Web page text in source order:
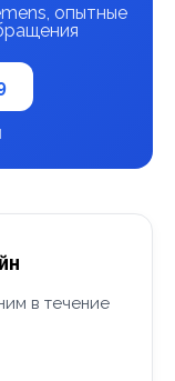
опытные
в течение